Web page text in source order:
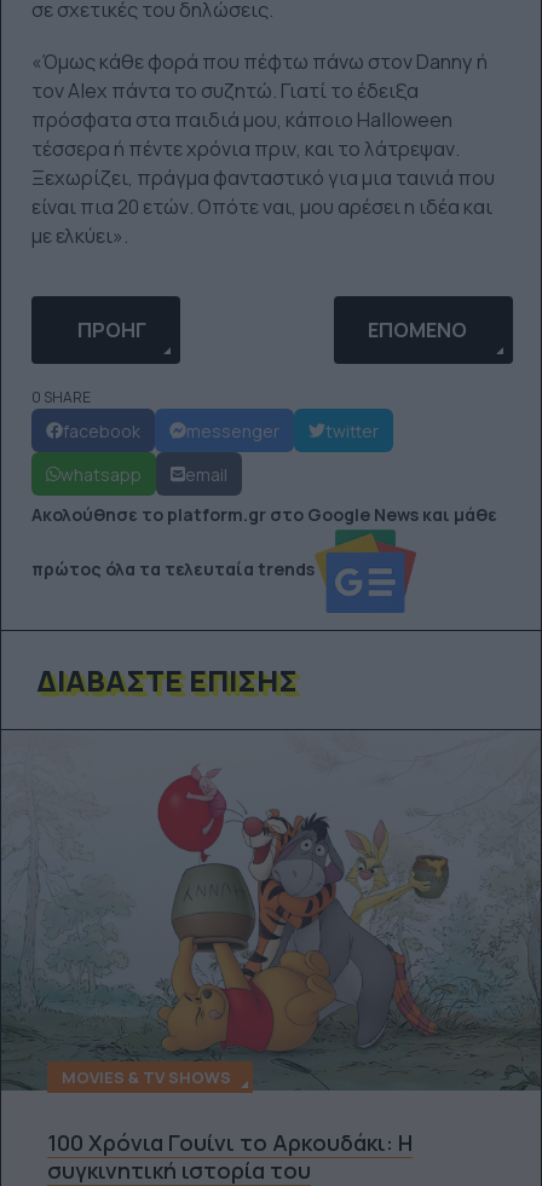
σε σχετικές του δηλώσεις.
«Όμως κάθε φορά που πέφτω πάνω στον Danny ή
τον Alex πάντα το συζητώ. Γιατί το έδειξα
πρόσφατα στα παιδιά μου, κάποιο Halloween
τέσσερα ή πέντε χρόνια πριν, και το λάτρεψαν.
Ξεχωρίζει, πράγμα φανταστικό για μια ταινιά που
είναι πια 20 ετών. Οπότε ναι, μου αρέσει η ιδέα και
με ελκύει».
ΠΡΟΗΓΟΎΜΕΝΟ ΆΡΘΡΟ: ΤΟ HBO ΑΚΥΡΏΝΕΙ ΤΟ
ΠΡΟΗΓ ΕΠΌΜΕΝΟ ΆΡΘΡΟ:
ΕΠΌΜΕΝΟ
0 SHARE
facebook messenger
twitter
whatsapp
email
Ακολούθησε το platform.gr στο Google News και μάθε
πρώτος όλα τα τελευταία trends
ΔΙΑΒΆΣΤΕ ΕΠΊΣΗΣ
MOVIES & TV SHOWS
100 Χρόνια Γουίνι το Αρκουδάκι: Η
συγκινητική ιστορία του